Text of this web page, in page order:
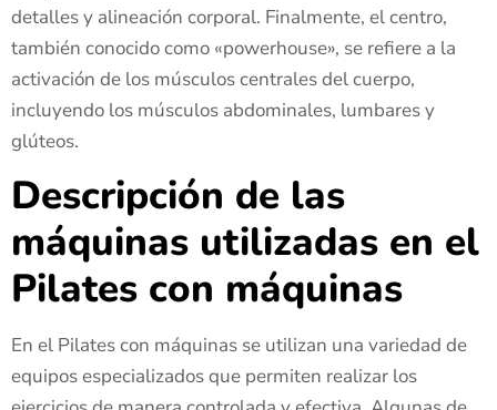
detalles y alineación corporal. Finalmente, el centro,
también conocido como «powerhouse», se refiere a la
activación de los músculos centrales del cuerpo,
incluyendo los músculos abdominales, lumbares y
glúteos.
Descripción de las
máquinas utilizadas en el
Pilates con máquinas
En el Pilates con máquinas se utilizan una variedad de
equipos especializados que permiten realizar los